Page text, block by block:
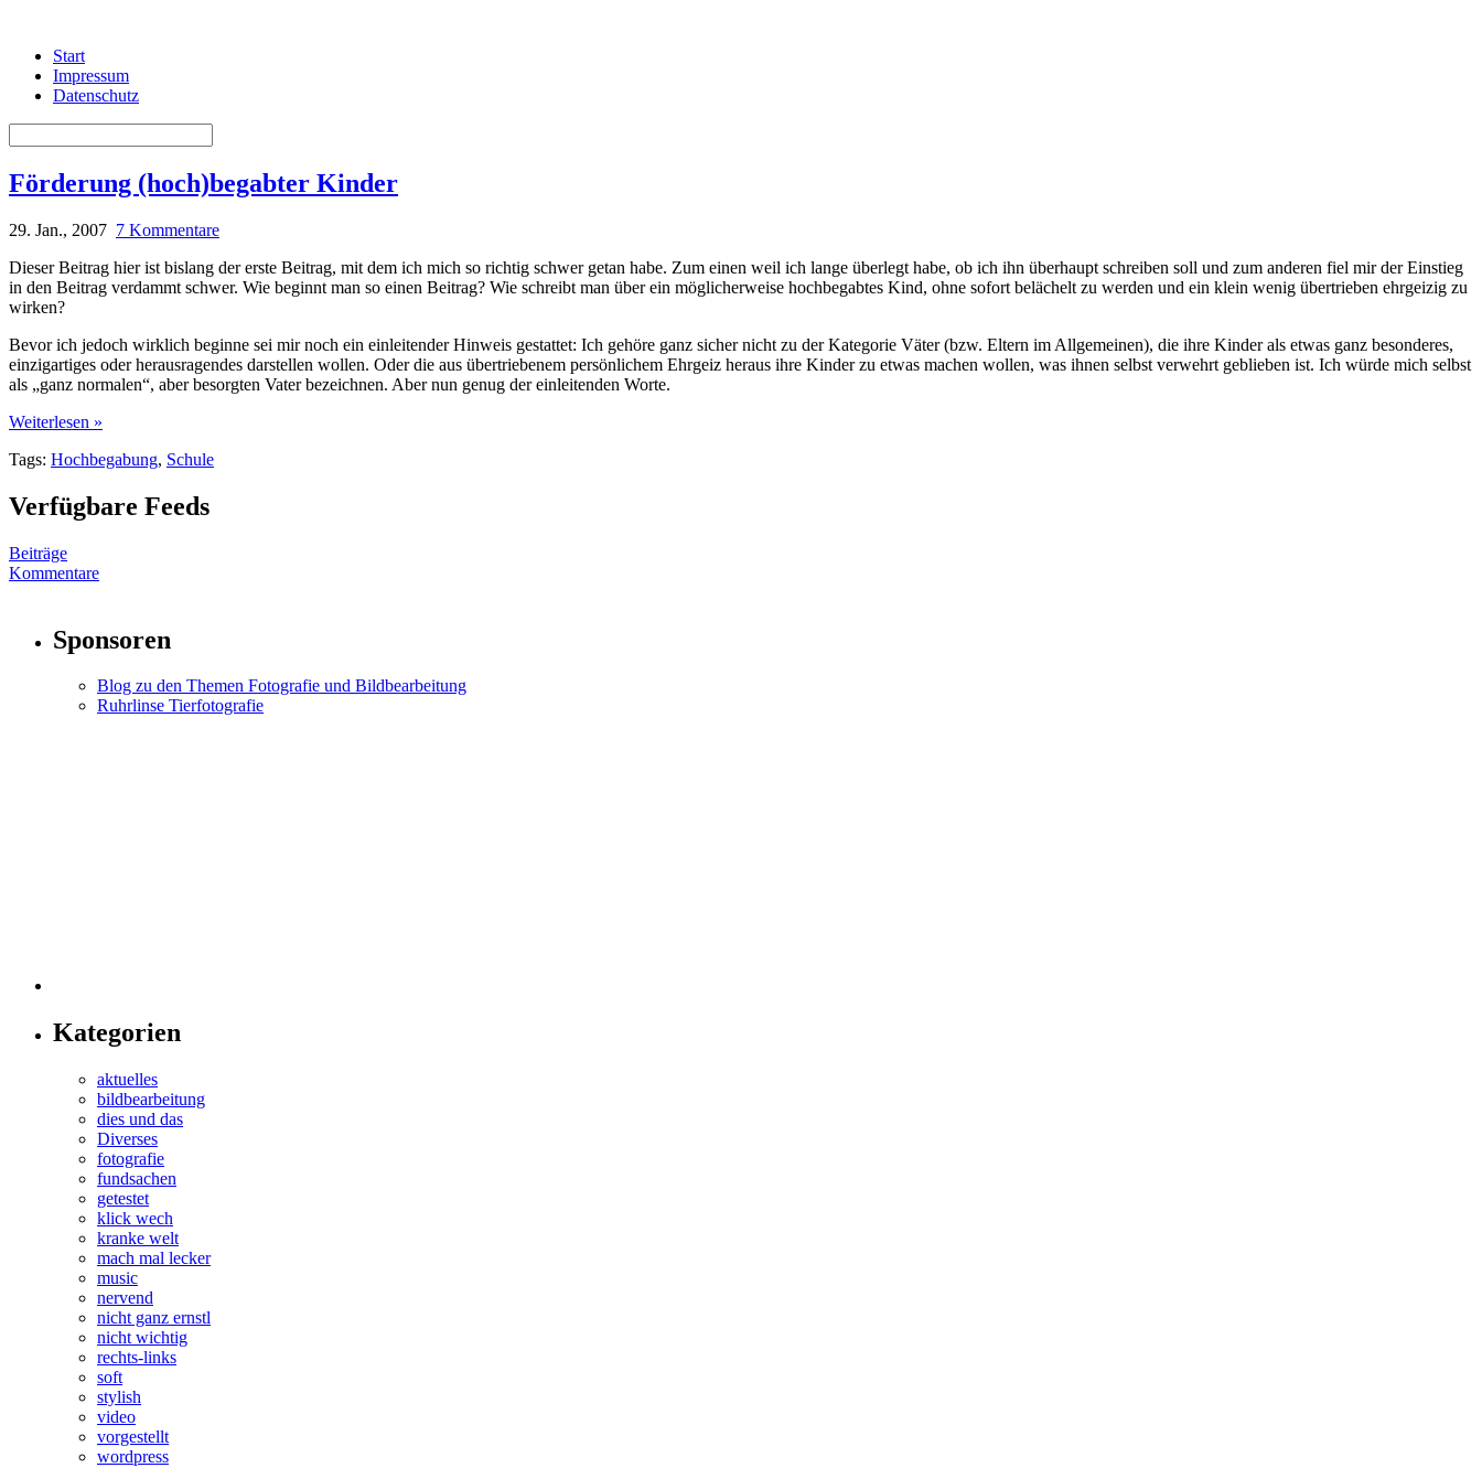
Start
Impressum
Datenschutz
Förderung (hoch)begabter Kinder
29. Jan., 2007 7 Kommentare
Dieser Beitrag hier ist bislang der erste Beitrag, mit dem ich mich so richtig schwer getan habe. Zum einen weil ich lange überlegt habe, ob ich ihn überhaupt schreiben soll und zum anderen fiel mir der Einstieg
in den Beitrag verdammt schwer. Wie beginnt man so einen Beitrag? Wie schreibt man über ein möglicherweise hochbegabtes Kind, ohne sofort belächelt zu werden und ein klein wenig übertrieben ehrgeizig zu
wirken?
Bevor ich jedoch wirklich beginne sei mir noch ein einleitender Hinweis gestattet: Ich gehöre ganz sicher nicht zu der Kategorie Väter (bzw. Eltern im Allgemeinen), die ihre Kinder als etwas ganz besonderes,
einzigartiges oder herausragendes darstellen wollen. Oder die aus übertriebenem persönlichem Ehrgeiz heraus ihre Kinder zu etwas machen wollen, was ihnen selbst verwehrt geblieben ist. Ich würde mich selbst
als „ganz normalen“, aber besorgten Vater bezeichnen. Aber nun genug der einleitenden Worte.
Weiterlesen »
Tags: Hochbegabung, Schule
Verfügbare Feeds
Beiträge
Kommentare
Sponsoren
Blog zu den Themen Fotografie und Bildbearbeitung
Ruhrlinse Tierfotografie
Kategorien
aktuelles
bildbearbeitung
dies und das
Diverses
fotografie
fundsachen
getestet
klick wech
kranke welt
mach mal lecker
music
nervend
nicht ganz ernstl
nicht wichtig
rechts-links
soft
stylish
video
vorgestellt
wordpress